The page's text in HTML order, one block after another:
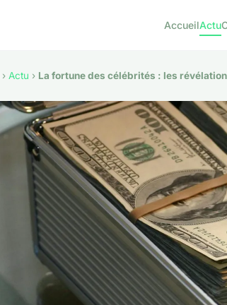
AccueilActu
› Actu › La fortune des célébrités : les